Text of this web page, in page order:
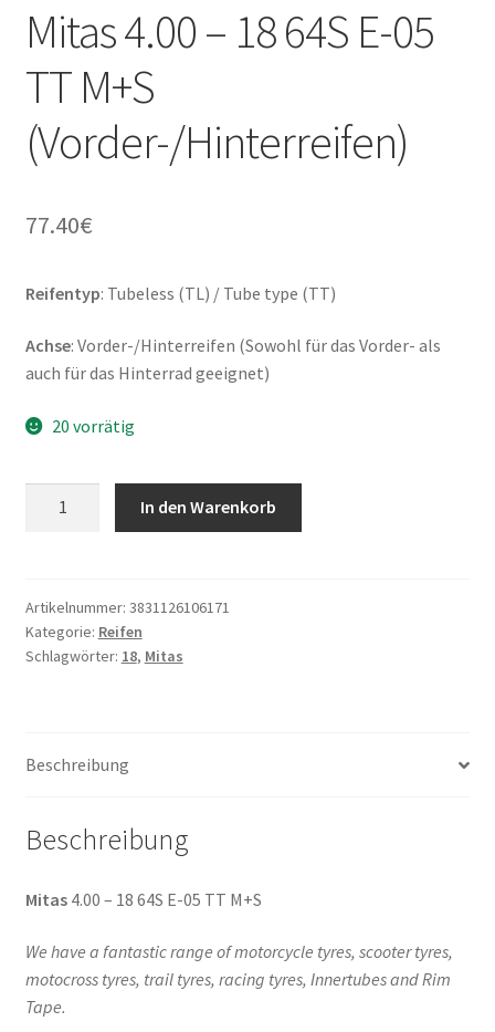
Mitas 4.00 – 18 64S E-05
TT M+S
(Vorder-/Hinterreifen)
77.40€
Reifentyp: Tubeless (TL) / Tube type (TT)
Achse: Vorder-/Hinterreifen (Sowohl für das Vorder- als
auch für das Hinterrad geeignet)
20 vorrätig
64S
E-
05
Menge
In den Warenkorb
Artikelnummer: 3831126106171
Kategorie: Reifen
Schlagwörter: 18, Mitas
Beschreibung
Beschreibung
Mitas4.00 – 18 64S E-05 TT M+S
We have a fantastic range of motorcycle tyres, scooter tyres,
motocross tyres, trail tyres, racing tyres, Innertubes and Rim
Tape.